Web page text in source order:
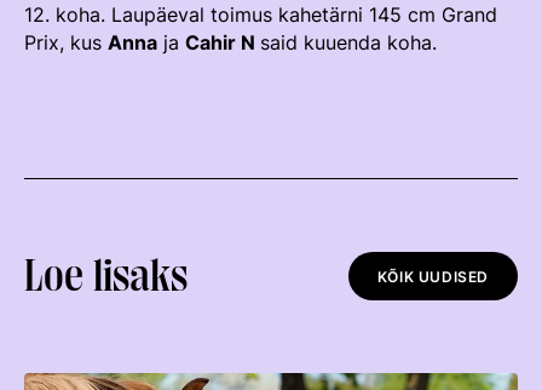
Mänedžer Ja Komitee
Võistlussarjad
12. koha. Laupäeval toimus kahetärni 145 cm Grand
Prix, kus Anna ja Cahir N said kuuenda koha.
Loe lisaks KÕIK UUDISED